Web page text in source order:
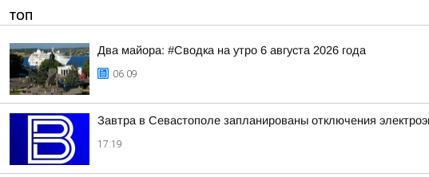
ТОП
Два майора: #Сводка на утро 6 августа 2026 года
06:09
Завтра в Севастополе запланированы отключения
17:19